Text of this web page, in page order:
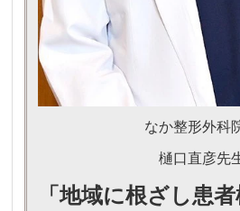
なか整形外科
樋口直彦先
「地域に根ざし患